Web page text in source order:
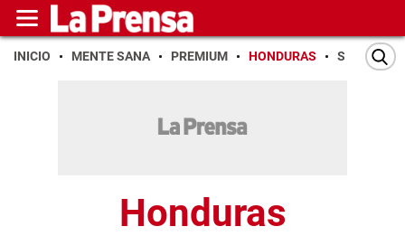
INICIO MENTE SANA PREMIUM HONDURAS SAN PEDRO
Honduras